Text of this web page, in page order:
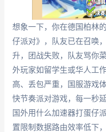
想象一下，你在德国柏林
仔派对》，队友已在召唤
升，团战失败，队友骂你
外玩家如留学生或华人工
高、丢包严重，国服游戏
快节奏派对游戏，每一秒
国外用什么加速器打蛋仔
置限制数据路由效率低下